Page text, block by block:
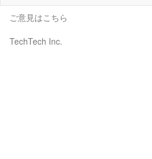
ご意見はこちら
TechTech Inc.